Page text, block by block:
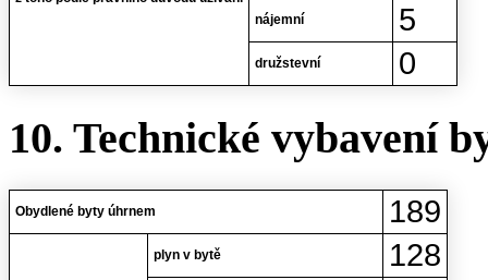
nájemní 5
družstevní 0
10. Technické vybavení
Obydlené byty úhrnem 189
plyn v bytě 128